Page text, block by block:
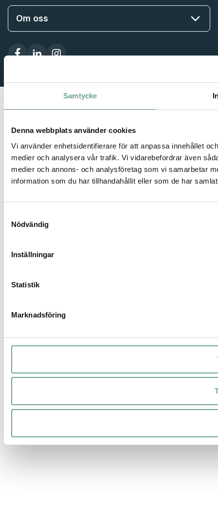
Samtycke
Denna webbplats använder cookies
Vi använder enhetsidentifierare för att anpassa innehållet
medier och analysera vår trafik. Vi vidarebefordrar även
medier och annons- och analysföretag som vi samarbetar
information som du har tillhandahållit eller som de har
Nödvändig
Inställningar
Statistik
Marknadsföring
Om oss